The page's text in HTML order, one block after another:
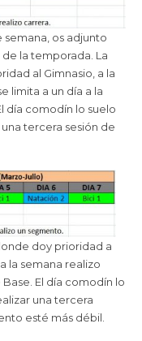
semana, os adjunto
la temporada. La
al Gimnasio, a la
limita a un día a la
día comodín lo suelo
tercera sesión de
doy prioridad a
la semana realizo
El día comodín lo
una tercera
esté más débil.